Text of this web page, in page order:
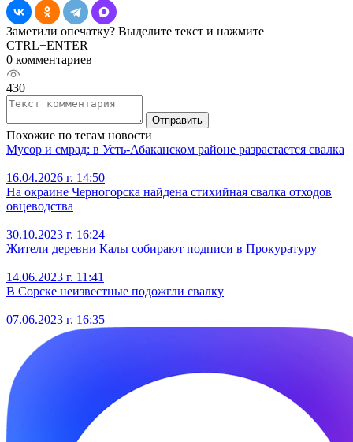
Заметили опечатку? Выделите текст и нажмите
CTRL+ENTER
0 комментариев
430
Отправить
Похожие по тегам новости
Мусор и смрад: в Усть-Абаканском районе разрастается свалка
16.04.2026 г. 14:50
На окраине Черногорска найдена стихийная свалка отходов
овцеводства
30.10.2023 г. 16:24
Жители деревни Калы собирают подписи в Прокуратуру
14.06.2023 г. 11:41
В Сорске неизвестные подожгли свалку
07.06.2023 г. 16:35